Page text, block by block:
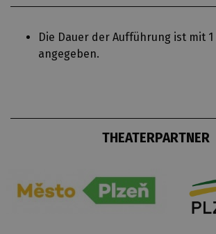
Die Dauer der Aufführung ist mit 1
angegeben.
THEATERPARTNER